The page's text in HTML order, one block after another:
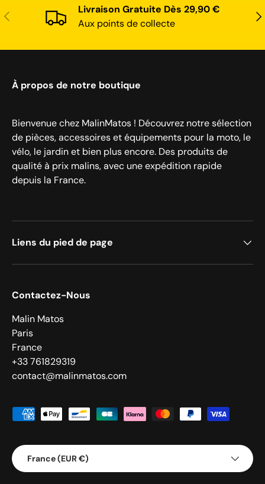
Précédent
Livraison Gratuite Dès 29,90 €
Aux points de collecte
À propos de notre boutique
Bienvenue chez MalinMatos ! Découvrez notre sélection
de pièces, accessoires et équipements pour la moto, le
vélo, le jardin et bien plus encore. Des produits de
qualité à prix malins, avec une expédition rapide
depuis la France.
Liens du pied de page
Contactez-Nous
Malin Matos
Paris
France
+33 761829319
contact@malinmatos.com
Moyens de paiement acceptés
Pays
France (EUR €)